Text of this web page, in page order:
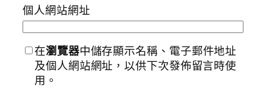
個人網站網址
在瀏覽器中儲存顯示名稱、電子郵件地址
及個人網站網址，以供下次發佈留言時使
用。